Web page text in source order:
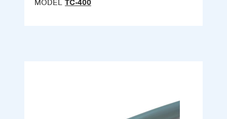
MODEL TC-400